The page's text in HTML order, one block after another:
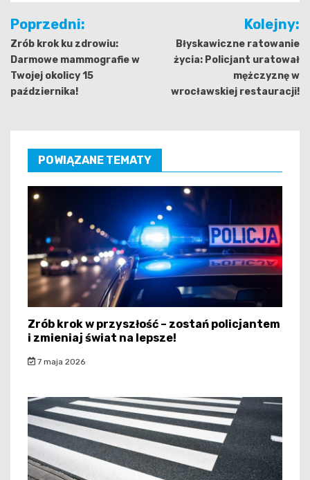
Nawigacja
wpisu
Poprzedni:
Zrób krok ku zdrowiu:
Darmowe mammografie w
Twojej okolicy 15
października!
Kolejny:
Błyskawiczne ratowanie
życia: Policjant uratował
mężczyznę w
wrocławskiej restauracji!
POWIĄZANE TEMATY
Zrób krok w przyszłość – zostań policjantem
i zmieniaj świat na lepsze!
7 maja 2026